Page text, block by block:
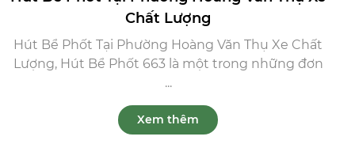
Chất Lượng
Hút Bể Phốt Tại Phường Hoàng Văn Thụ Xe Chất
Lượng, Hút Bể Phốt 663 là một trong những đơn
...
Xem thêm